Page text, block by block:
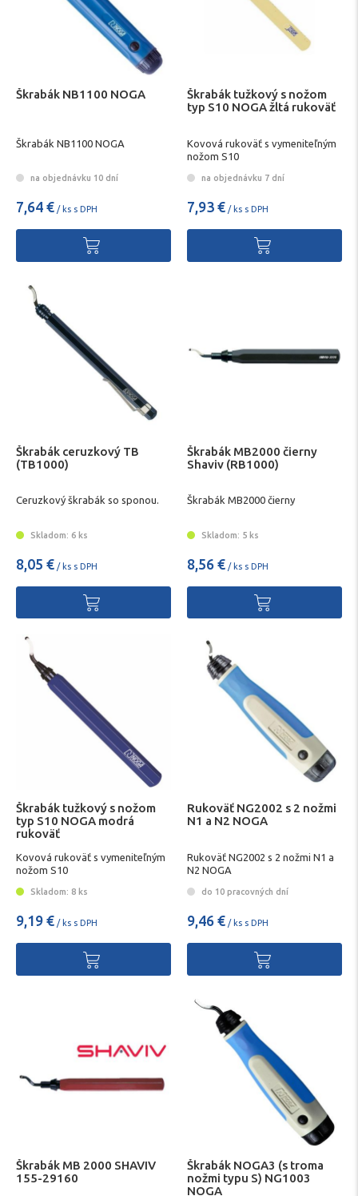
Škrabák NB1100 NOGA
Škrabák NB1100 NOGA
na objednávku 10 dní
7,64 € / ks s DPH
Škrabák tužkový s nožom
typ S10 NOGA žltá rukoväť
Kovová rukoväť s vymeniteľným
nožom S10
na objednávku 7 dní
7,93 € / ks s DPH
Škrabák ceruzkový TB
(TB1000)
Ceruzkový škrabák so sponou.
Skladom: 6 ks
8,05 € / ks s DPH
Škrabák MB2000 čierny
Shaviv (RB1000)
Škrabák MB2000 čierny
Skladom: 5 ks
8,56 € / ks s DPH
Škrabák tužkový s nožom
typ S10 NOGA modrá
rukoväť
Kovová rukoväť s vymeniteľným
nožom S10
Skladom: 8 ks
9,19 € / ks s DPH
Rukoväť NG2002 s 2 nožmi
N1 a N2 NOGA
Rukoväť NG2002 s 2 nožmi N1 a
N2 NOGA
do 10 pracovných dní
9,46 € / ks s DPH
Škrabák MB 2000 SHAVIV
155-29160
Škrabák NOGA3 (s troma
nožmi typu S) NG1003
NOGA